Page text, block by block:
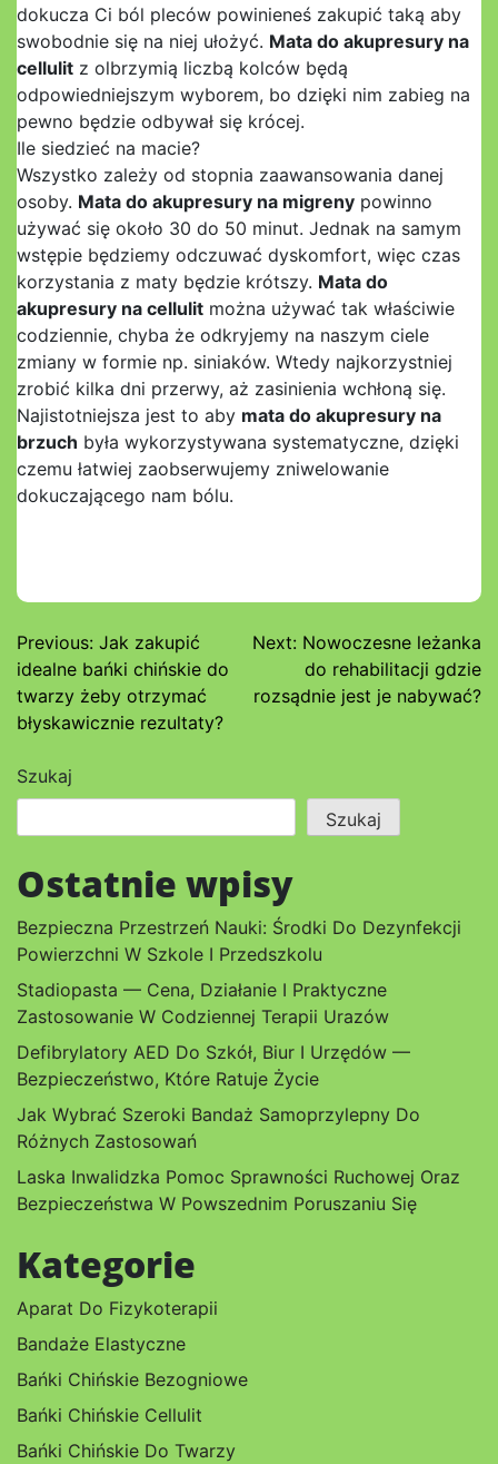
dokucza Ci ból pleców powinieneś zakupić taką aby
swobodnie się na niej ułożyć. Mata do akupresury na
cellulit z olbrzymią liczbą kolców będą
odpowiedniejszym wyborem, bo dzięki nim zabieg na
pewno będzie odbywał się krócej.
Ile siedzieć na macie?
Wszystko zależy od stopnia zaawansowania danej
osoby. Mata do akupresury na migreny powinno
używać się około 30 do 50 minut. Jednak na samym
wstępie będziemy odczuwać dyskomfort, więc czas
korzystania z maty będzie krótszy. Mata do
akupresury na cellulit można używać tak właściwie
codziennie, chyba że odkryjemy na naszym ciele
zmiany w formie np. siniaków. Wtedy najkorzystniej
zrobić kilka dni przerwy, aż zasinienia wchłoną się.
Najistotniejsza jest to aby mata do akupresury na
brzuch była wykorzystywana systematyczne, dzięki
czemu łatwiej zaobserwujemy zniwelowanie
dokuczającego nam bólu.
Nawigacja
wpisu
Previous: Jak zakupić
idealne bańki chińskie do
twarzy żeby otrzymać
błyskawicznie rezultaty?
Next: Nowoczesne leżanka
do rehabilitacji gdzie
rozsądnie jest je nabywać?
Szukaj
Szukaj
Ostatnie wpisy
Bezpieczna Przestrzeń Nauki: Środki Do Dezynfekcji
Powierzchni W Szkole I Przedszkolu
Stadiopasta — Cena, Działanie I Praktyczne
Zastosowanie W Codziennej Terapii Urazów
Defibrylatory AED Do Szkół, Biur I Urzędów —
Bezpieczeństwo, Które Ratuje Życie
Jak Wybrać Szeroki Bandaż Samoprzylepny Do
Różnych Zastosowań
Laska Inwalidzka Pomoc Sprawności Ruchowej Oraz
Bezpieczeństwa W Powszednim Poruszaniu Się
Kategorie
Aparat Do Fizykoterapii
Bandaże Elastyczne
Bańki Chińskie Bezogniowe
Bańki Chińskie Cellulit
Bańki Chińskie Do Twarzy